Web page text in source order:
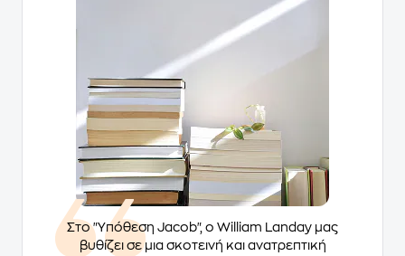
Στο "Υπόθεση Jacob", ο William Landay μας
βυθίζει σε μια σκοτεινή και ανατρεπτική